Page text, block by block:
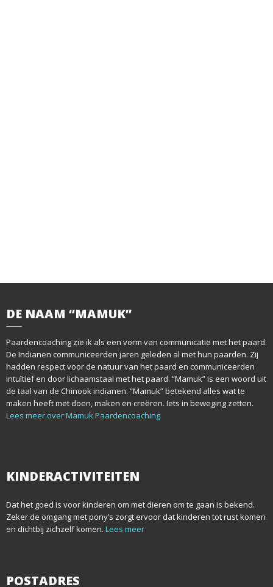
DE NAAM “MAMUK”
Paardencoaching zie ik als een vorm van communicatie met het paard.
De Indianen communiceerden jaren geleden al met hun paarden. Zij
hadden respect voor de natuur van het paard en communiceerden
intuïtief en door lichaamstaal met het paard. “Mamuk” is een woord uit
de taal van de Chinook indianen. “Mamuk” betekend alles wat te
maken heeft met doen, maken en creëren. Iets in beweging zetten.
Lees meer over Mamuk Paardencoaching
KINDERACTIVITEITEN
Dat het goed is voor kinderen om met dieren om te gaan is bekend.
Zeker de omgang met pony’s zorgt ervoor dat kinderen tot rust komen
en dichtbij zichzelf komen. Lees meer
POSTADRES